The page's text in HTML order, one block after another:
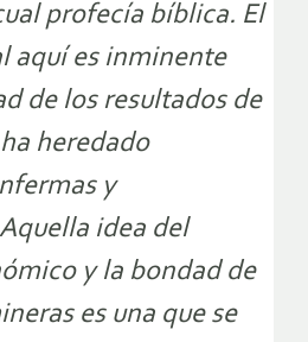
profecía bíblica. El
aquí es inminente
de los resultados de
heredado
y
idea del
y la bondad de
es una que se